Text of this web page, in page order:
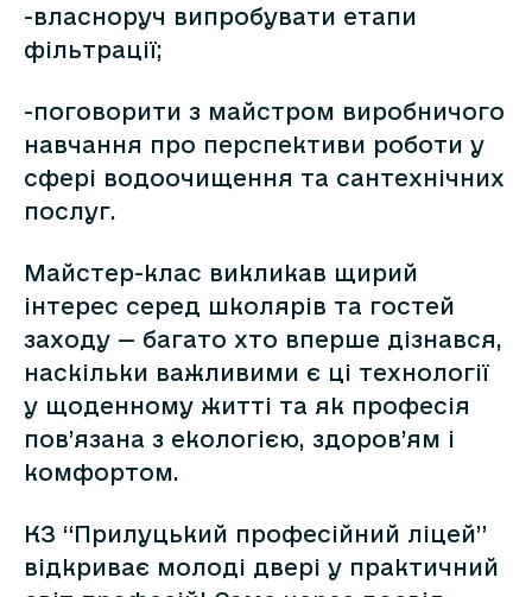
-власноруч випробувати етапи
фільтрації;
-поговорити з майстром виробничого
навчання про перспективи роботи у
сфері водоочищення та сантехнічних
послуг.
Майстер-клас викликав щирий
інтерес серед школярів та гостей
заходу — багато хто вперше дізнався,
наскільки важливими є ці технології
у щоденному житті та як професія
пов’язана з екологією, здоров’ям і
комфортом.
КЗ “Прилуцький професійний ліцей”
відкриває молоді двері у практичний